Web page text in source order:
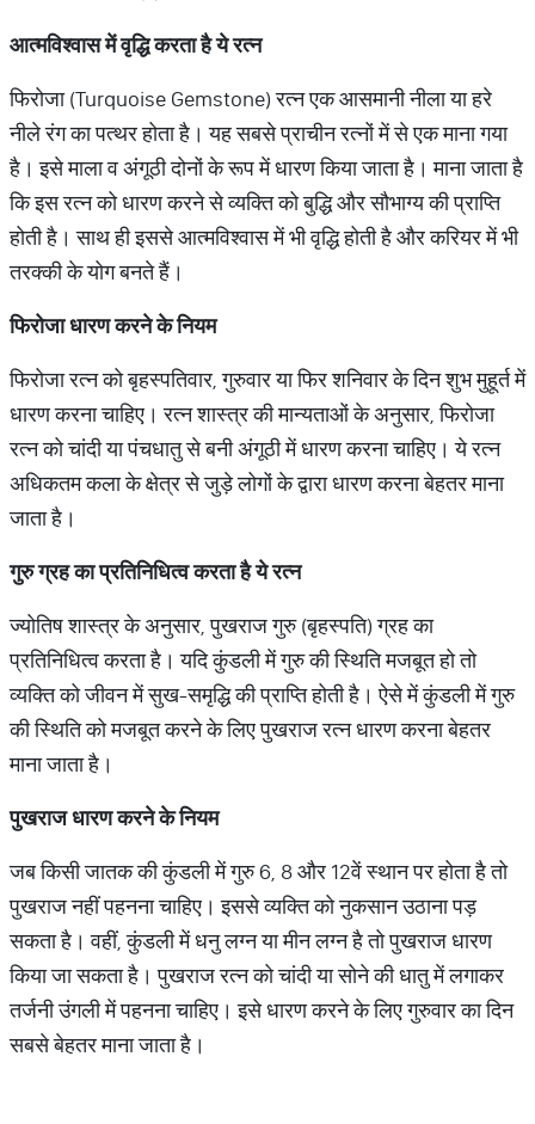
आत्मविश्वास में वृद्धि करता है ये रत्न
फिरोजा (Turquoise Gemstone) रत्न एक आसमानी नीला या हरे
नीले रंग का पत्थर होता है। यह सबसे प्राचीन रत्नों में से एक माना गया
है। इसे माला व अंगूठी दोनों के रूप में धारण किया जाता है। माना जाता है
कि इस रत्न को धारण करने से व्यक्ति को बुद्धि और सौभाग्य की प्राप्ति
होती है। साथ ही इससे आत्मविश्वास में भी वृद्धि होती है और करियर में भी
तरक्की के योग बनते हैं।
फिरोजा धारण करने के नियम
फिरोजा रत्न को बृहस्पतिवार, गुरुवार या फिर शनिवार के दिन शुभ मुहूर्त में
धारण करना चाहिए। रत्न शास्त्र की मान्यताओं के अनुसार, फिरोजा
रत्न को चांदी या पंचधातु से बनी अंगूठी में धारण करना चाहिए। ये रत्न
अधिकतम कला के क्षेत्र से जुड़े लोगों के द्वारा धारण करना बेहतर माना
जाता है।
गुरु ग्रह का प्रतिनिधित्व करता है ये रत्न
ज्योतिष शास्त्र के अनुसार, पुखराज गुरु (बृहस्पति) ग्रह का
प्रतिनिधित्व करता है। यदि कुंडली में गुरु की स्थिति मजबूत हो तो
व्यक्ति को जीवन में सुख-समृद्धि की प्राप्ति होती है। ऐसे में कुंडली में गुरु
की स्थिति को मजबूत करने के लिए पुखराज रत्न धारण करना बेहतर
माना जाता है।
पुखराज धारण करने के नियम
जब किसी जातक की कुंडली में गुरु 6, 8 और 12वें स्थान पर होता है तो
पुखराज नहीं पहनना चाहिए। इससे व्यक्ति को नुकसान उठाना पड़
सकता है। वहीं, कुंडली में धनु लग्न या मीन लग्न है तो पुखराज धारण
किया जा सकता है। पुखराज रत्न को चांदी या सोने की धातु में लगाकर
तर्जनी उंगली में पहनना चाहिए। इसे धारण करने के लिए गुरुवार का दिन
सबसे बेहतर माना जाता है।